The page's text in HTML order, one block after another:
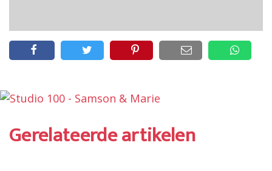
Gerelateerde artikelen